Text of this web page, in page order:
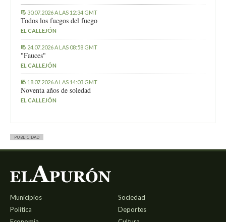
30.07.2026 A LAS 12:34 GMT
Todos los fuegos del fuego
EL CALLEJÓN
24.07.2026 A LAS 08:58 GMT
"Fauces"
EL CALLEJÓN
18.07.2026 A LAS 14:03 GMT
Noventa años de soledad
EL CALLEJÓN
PUBLICIDAD
Municipios
Política
Sociedad
Deportes